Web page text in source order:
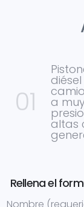
a
altas
Rellena el